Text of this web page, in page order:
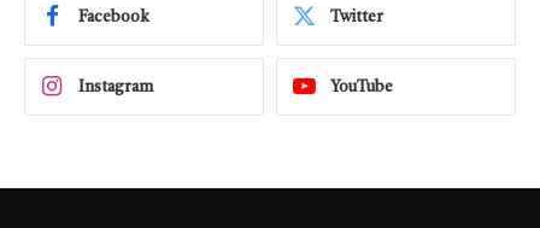
Facebook Twitter
Instagram YouTube